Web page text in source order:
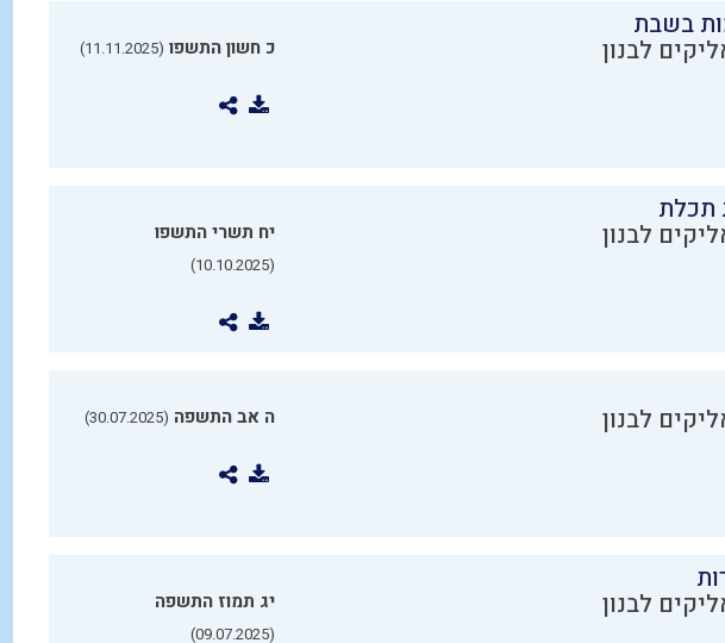
בשבת
לבנון כ חשון התשפו (11.11.2025)
תכלת
לבנון יח תשרי התשפו
(10.10.2025)
לבנון ה אב התשפה (30.07.2025)
לבנון יג תמוז התשפה
(09.07.2025)